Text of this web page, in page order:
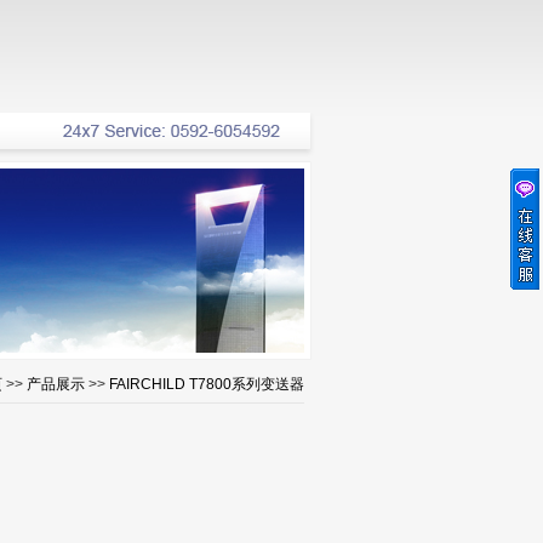
>> 产品展示 >> FAIRCHILD T7800系列变送器